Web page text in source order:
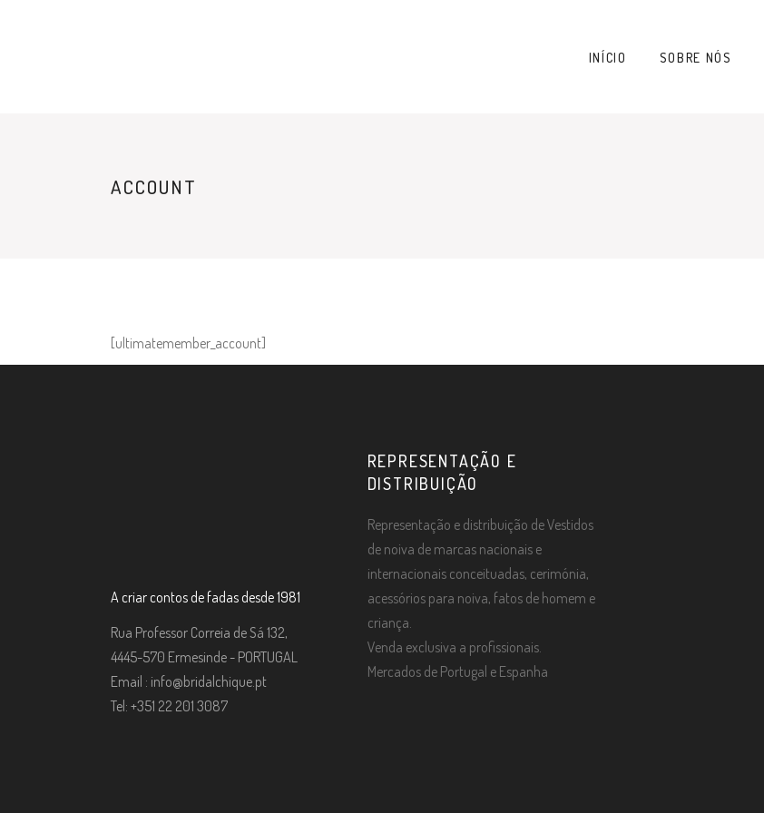
INÍCIO SOBRE NÓS
ACCOUNT
[ultimatemember_account]
A criar contos de fadas desde 1981
Rua Professor Correia de Sá 132,
4445-570 Ermesinde - PORTUGAL
Email : info@bridalchique.pt
Tel: +351 22 201 3087
REPRESENTAÇÃO E
DISTRIBUIÇÃO
Representação e distribuição de Vestidos
de noiva de marcas nacionais e
internacionais conceituadas, cerimónia,
acessórios para noiva, fatos de homem e
criança.
Venda exclusiva a profissionais.
Mercados de Portugal e Espanha